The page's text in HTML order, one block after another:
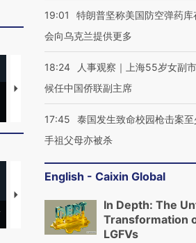
马航飞行员跨国走私7万
粒摇头丸 尿检体内含3种
视线｜被称为“蟑螂
度Z世代 用街头抗
育部长拱下台
【推广】走进第四届链博
会，让数智科技“链”接产
【特别呈现】寻找
有意思的生活方式·
19:01
特朗普坚称美国防空弹药库
会向乌克兰提供更多
18:24
人事观察｜上海55岁女副
候任中国侨联副主席
17:45
泰国发生致命校园枪击案
手祖父母亦被杀
English - Caixin Global
In Depth: The
Transformation
LGFVs